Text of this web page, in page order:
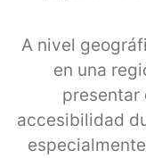
A nivel
en una
presentar
accesibilidad